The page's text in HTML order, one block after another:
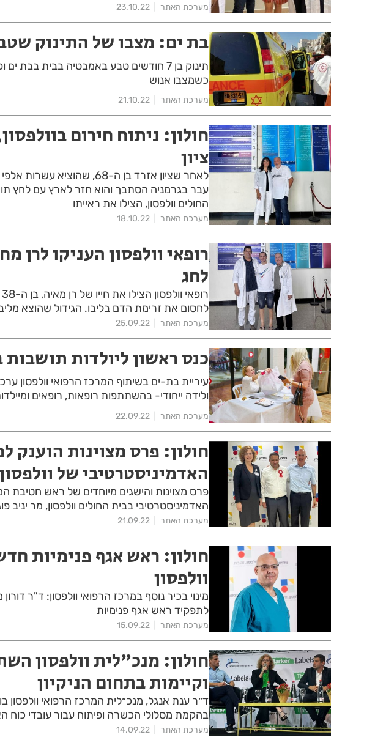
מערכת האתר 23.10.22
בת ים: מצבו של התינוק
תינוק בן 7 חודשים טבע באמבטיה בבית
כשמצבו אנוש
מערכת האתר 21.10.22
חולון: ניתוח חירום
ציון
לאחר שציון אזרד בן ה-68,
עבר בגרמניה הסתבך והוא חזר לארץ עם לחץ תוך
החולים וולפסון, הצילו את ראייתו
מערכת האתר 18.10.22
רופאי וולפסון העניקו לרן
לחג
לחסום את זרימת הדם בליבו. הגידול שהוצא מליבו
מערכת האתר 25.09.22
כנס ראשון ליולדות תושבות
עיריית בת-ים בשיתוף המרכז הרפואי וולפסון
ולידה ייחודי- בהשתתפות רופאות, רופאים
מערכת האתר 22.09.22
חולון: פרס מצוינות הוענק
האדמיניסטרטיבי של
פרס מצוינות והישגים מיוחדים של ראש חטיבת
האדמיניסטרטיבי בבית החולים וולפסון, מר יניב
מערכת האתר 21.09.22
חולון: ראש אגף פנימיות
וולפסון
מינוי בכיר נוסף במרכז הרפואי וולפסון: ד"ר
לתפקיד ראש אגף פנימיות
מערכת האתר 15.09.22
חולון: מנכ"לית וולפסון
וקיימות בתחום הניקיון
בהקמת מסלולי הכשרה ופיתוח עבור עובדי כוח
מערכת האתר 14.09.22